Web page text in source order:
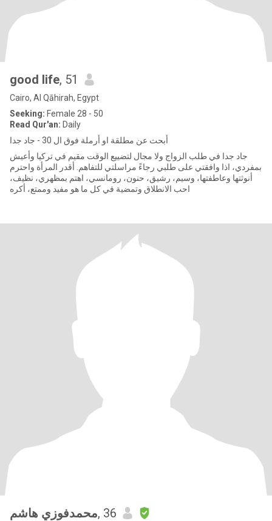
good life, 51
Cairo, Al Qāhirah, Egypt
Seeking: Female 28 - 50
Read Qur'an: Daily
أبحث عن مطلقة او أرملة فوق ال 30 - جاد جدا
جاد جدا في طلب الزواج ولا مجال لتضييع الوقت مقيم في تركيا وأعيش
بمفردي، اذا وافقتي على طلبي رجاءً مراسلتي للتفاهم. أقدر المرأة واحترم
أنوثتها وعاطفتها، وسيم، رشيق، حنون، رومانسي، اهتم بمظهري، نظيف،
احب الانطلاق وتمضية في كل ما هو مفيد وممتع، أكره
محمدفوزي هاشم, 36